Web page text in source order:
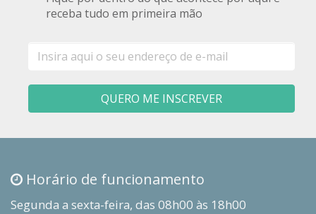
receba tudo em primeira mão
mail
QUERO ME INSCREVER
Horário de funcionamento
Segunda a sexta-feira, das 08h00 às 18h00